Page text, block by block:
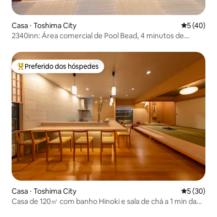
Casa ⋅ Toshima City 5 de uma
5 (40)
2340inn: Área comercial de Pool Bead, 4 minutos de
absolutamente bonito de 55 metros quadrados, tatami
japonês + sala de estar, 2 banheiros
Entre os melhores preferidos dos hóspedes
Preferido dos hóspedes
Casa ⋅ Toshima City 5 de uma
5 (30)
Casa de 120㎡ com banho Hinoki e sala de chá a 1 min da